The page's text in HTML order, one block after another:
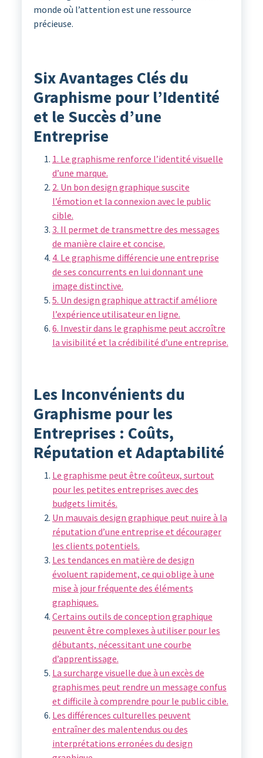
monde où l’attention est une ressource
précieuse.
Six Avantages Clés du
Graphisme pour l’Identité
et le Succès d’une
Entreprise
1. Le graphisme renforce l’identité visuelle
d’une marque.
2. Un bon design graphique suscite
l’émotion et la connexion avec le public
cible.
3. Il permet de transmettre des messages
de manière claire et concise.
4. Le graphisme différencie une entreprise
de ses concurrents en lui donnant une
image distinctive.
5. Un design graphique attractif améliore
l’expérience utilisateur en ligne.
6. Investir dans le graphisme peut accroître
la visibilité et la crédibilité d’une entreprise.
Les Inconvénients du
Graphisme pour les
Entreprises : Coûts,
Réputation et Adaptabilité
Le graphisme peut être coûteux, surtout
pour les petites entreprises avec des
budgets limités.
Un mauvais design graphique peut nuire à la
réputation d’une entreprise et décourager
les clients potentiels.
Les tendances en matière de design
évoluent rapidement, ce qui oblige à une
mise à jour fréquente des éléments
graphiques.
Certains outils de conception graphique
peuvent être complexes à utiliser pour les
débutants, nécessitant une courbe
d’apprentissage.
La surcharge visuelle due à un excès de
graphismes peut rendre un message confus
et difficile à comprendre pour le public cible.
Les différences culturelles peuvent
entraîner des malentendus ou des
interprétations erronées du design